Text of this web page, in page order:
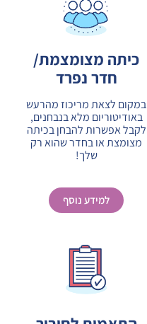
כיתה מצומצמת/
חדר נפרד
במקום לצאת מריכוז מהרעש
באודיטוריום מלא בנבחנים,
לקבל אפשרות להבחן בכיתה
מצומצת או בחדר שהוא רק
שלך!
למידע נוסף